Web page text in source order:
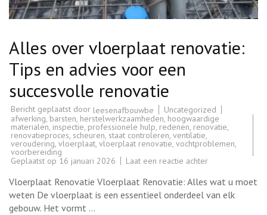
Alles over vloerplaat renovatie:
Tips en advies voor een
succesvolle renovatie
Bericht geplaatst door leesenafbouwbe
Uncategorized
afwerking, barsten, herstelwerkzaamheden, hoogwaardige
materialen, inspectie, professionele hulp, redenen, renovatie,
renovatieproces, scheuren, staat controleren, ventilatie,
veroudering, vloerplaat, vloerplaat renovatie, vochtproblemen,
voorbereiding
Geplaatst op 16 januari 2026 Laat een reactie achterop
over
vloerplaat
renovatie:
Tips
Vloerplaat Renovatie Vloerplaat Renovatie: Alles wat u moet
weten De vloerplaat is een essentieel onderdeel van elk
gebouw. Het vormt …